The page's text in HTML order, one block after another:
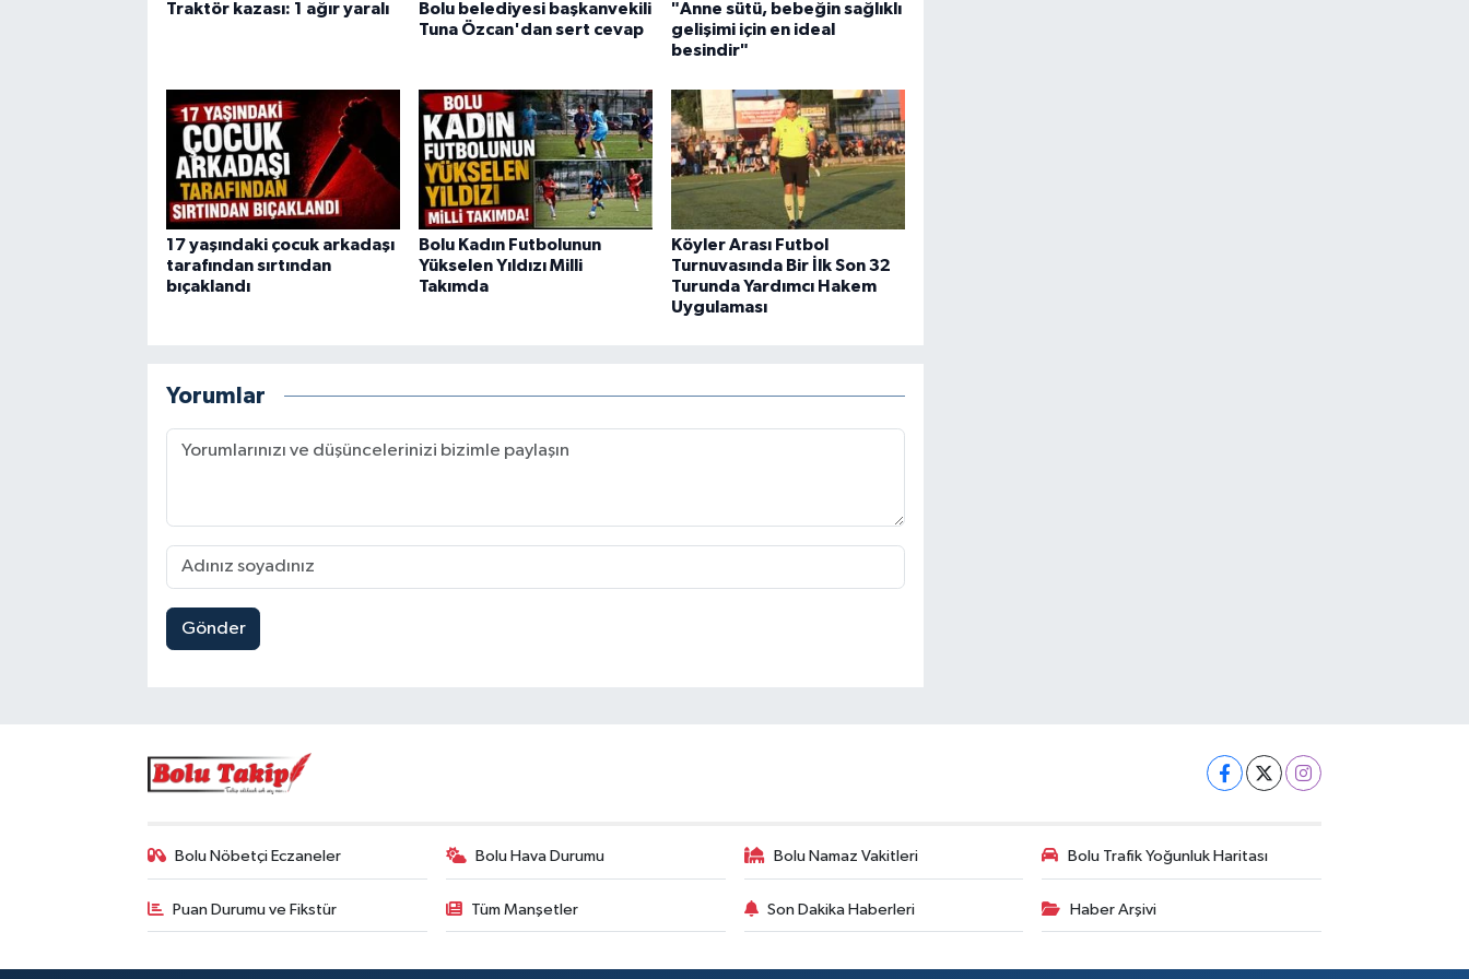
Traktör kazası: 1 ağır yaralı
Bolu belediyesi başkanvekili
Tuna Özcan'dan sert cevap
"Anne sütü, bebeğin sağlıklı
gelişimi için en ideal
besindir"
17 yaşındaki çocuk arkadaşı
tarafından sırtından
bıçaklandı
Bolu Kadın Futbolunun
Yükselen Yıldızı Milli
Takımda
Köyler Arası Futbol
Turnuvasında Bir İlk Son 32
Turunda Yardımcı Hakem
Uygulaması
Yorumlar
Gönder
Bolu Nöbetçi Eczaneler Bolu Hava Durumu Bolu Namaz Vakitleri Bolu Trafik Yoğunluk Haritası
Puan Durumu ve Fikstür Tüm Manşetler Son Dakika Haberleri Haber Arşivi